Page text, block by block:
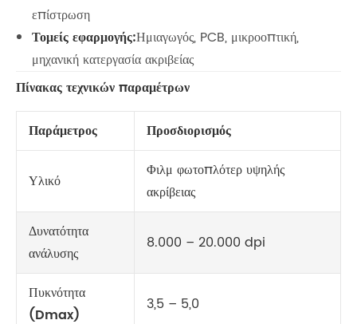
επίστρωση
Τομείς εφαρμογής:Ημιαγωγός, PCB, μικροοπτική,
μηχανική κατεργασία ακριβείας
Πίνακας τεχνικών παραμέτρων
Παράμετρος Προσδιορισμός
Υλικό
Φιλμ φωτοπλότερ υψηλής
ακρίβειας
Δυνατότητα
ανάλυσης
8.000 – 20.000 dpi
Πυκνότητα
(Dmax)
3,5 – 5,0